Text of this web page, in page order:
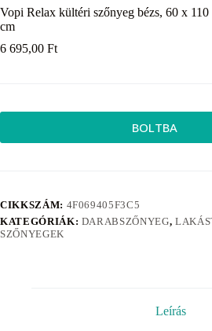
Vopi Relax kültéri szőnyeg bézs, 60 x 110
cm
6 695,00 Ft
BOLTBA
CIKKSZÁM: 4F069405F3C5
KATEGÓRIÁK: DARABSZŐNYEG,
SZŐNYEGEK
Leírás